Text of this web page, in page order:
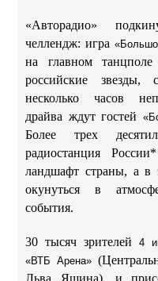
«Авторадио»
челлендж: игра
на главном
российские
несколько часов
драйва ждут гостей
Более трех
радиостанция
ландшафт страны, а в
окунуться в
события.
30 тысяч зрителей 4
«ВТБ Арена»
Льва Яшина), и